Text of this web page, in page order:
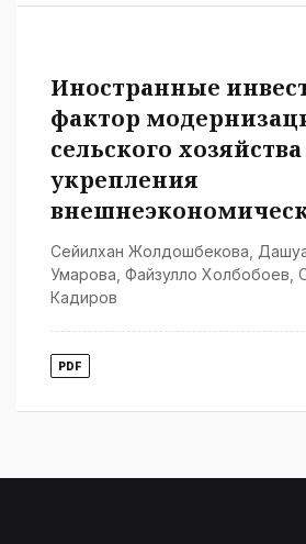
Иностранные
фактор
сельского
укрепления
Сейилхан Жолдошбекова
Умарова Файзулло Холбобоев
Кадиров
PDF